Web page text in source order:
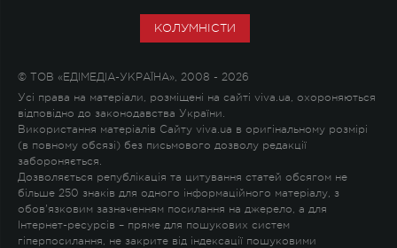
КОЛУМНІСТИ
© ТОВ «ЕДІМЕДІА-УКРАЇНА», 2008 - 2026
Усі права на матеріали, розміщені на сайті viva.ua, охороняються
відповідно до законодавства України.
Використання матеріалів Сайту viva.ua в оригінальному розмірі
(в повному обсязі) без письмового дозволу редакції
забороняється.
Дозволяється републікація та цитування статей обсягом не
більше 250 знаків для одного інформаційного матеріалу, з
обов'язковим зазначенням посилання на джерело, а для
Інтернет-ресурсів – пряме для пошукових систем
гіперпосилання, не закрите від індексації пошуковими